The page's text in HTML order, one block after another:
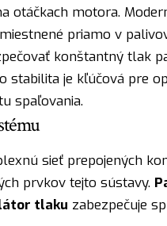
otáčkach motora.
priamo v
konštantný tlak
stabilita je kľúčová pre
spaľovania.
sieť prepojených
prvkov tejto sústavy.
tlaku zabezpečuje